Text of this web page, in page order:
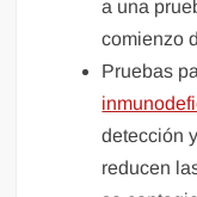
a una
comienzo
Pruebas
detección
reducen